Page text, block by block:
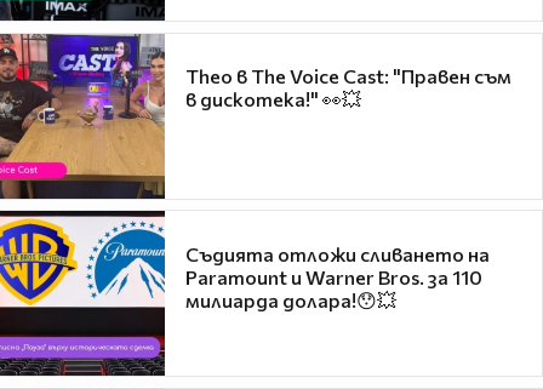
Theo в The Voice Cast: "Правен съм
в дискотека!" 👀💥
Съдията отложи сливането на
Paramount и Warner Bros. за 110
милиарда долара!😯💥